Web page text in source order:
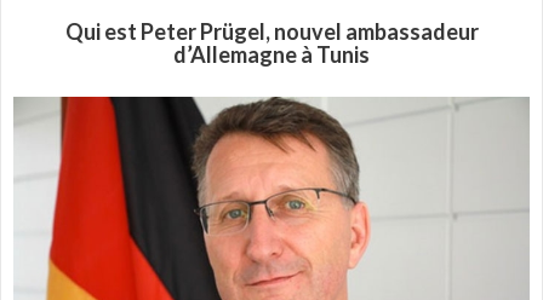
Qui est Peter Prügel, nouvel ambassadeur
d’Allemagne à Tunis